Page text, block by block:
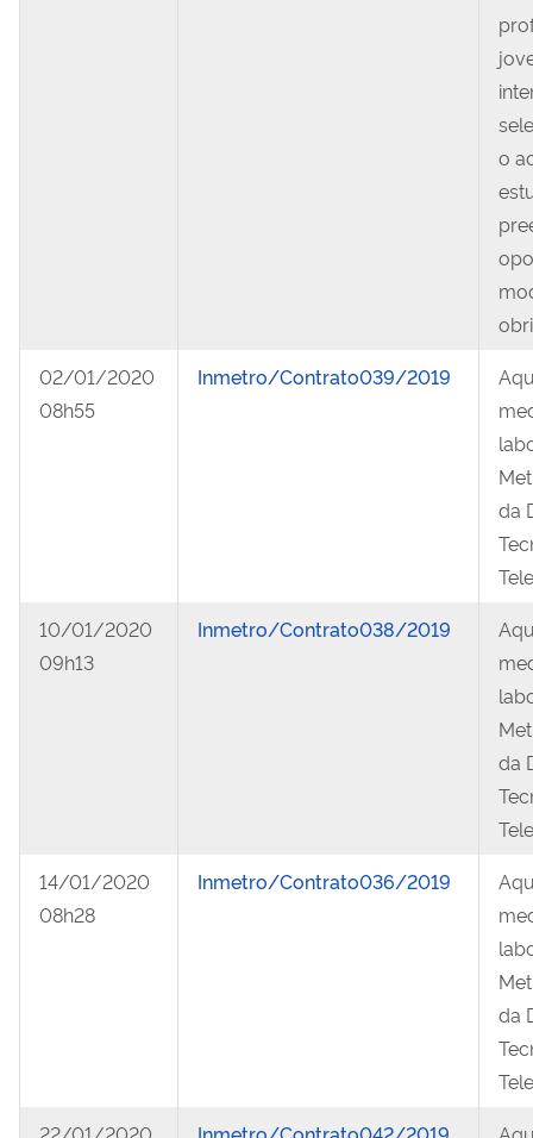
o
02/01/2020
08h55
Inmetro/Contrato039/2019
da
10/01/2020
09h13
Inmetro/Contrato038/2019
da
14/01/2020
08h28
Inmetro/Contrato036/2019
da